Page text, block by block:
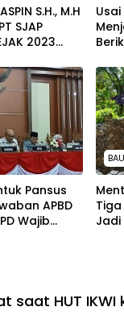
S.H., M.H
SJAP
2023
Pansus
APBD
Wajib
Jadi
saat HUT IKWI